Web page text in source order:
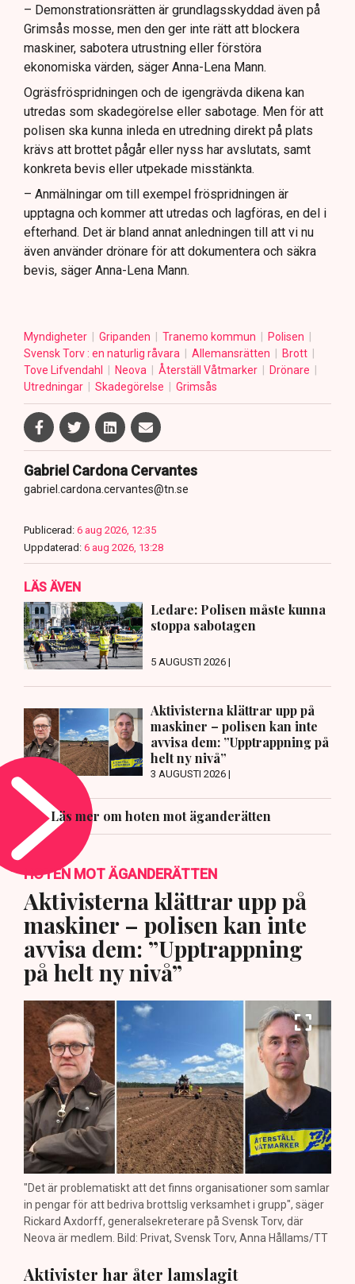
– Demonstrationsrätten är grundlagsskyddad även på
Grimsås mosse, men den ger inte rätt att blockera
maskiner, sabotera utrustning eller förstöra
ekonomiska värden, säger Anna-Lena Mann.
Ogräsfröspridningen och de igengrävda dikena kan
utredas som skadegörelse eller sabotage. Men för att
polisen ska kunna inleda en utredning direkt på plats
krävs att brottet pågår eller nyss har avslutats, samt
konkreta bevis eller utpekade misstänkta.
– Anmälningar om till exempel fröspridningen är
upptagna och kommer att utredas och lagföras, en del i
efterhand. Det är bland annat anledningen till att vi nu
även använder drönare för att dokumentera och säkra
bevis, säger Anna-Lena Mann.
Myndigheter Gripanden Tranemo kommun
Polisen
Svensk Torv : en naturlig råvara
Allemansrätten
Brott
Tove Lifvendahl
Neova Återställ Våtmarker
Drönare
Utredningar
Skadegörelse Grimsås
Gabriel Cardona Cervantes
gabriel.cardona.cervantes@tn.se
Publicerad: 6 aug 2026, 12:35
Uppdaterad: 6 aug 2026, 13:28
LÄS ÄVEN
Ledare: Polisen måste kunna
stoppa sabotagen
5 AUGUSTI 2026 |
Aktivisterna klättrar upp på
maskiner – polisen kan inte
avvisa dem: ”Upptrappning på
helt ny nivå”
3 AUGUSTI 2026 |
Läs mer om hoten mot äganderätten
HOTEN MOT ÄGANDERÄTTEN
Aktivisterna klättrar upp på
maskiner – polisen kan inte
avvisa dem: ”Upptrappning
på helt ny nivå”
"Det är problematiskt att det finns organisationer som samlar
in pengar för att bedriva brottslig verksamhet i grupp", säger
Rickard Axdorff, generalsekreterare på Svensk Torv, där
Neova är medlem. Bild: Privat, Svensk Torv, Anna Hållams/TT
Aktivister har åter lamslagit